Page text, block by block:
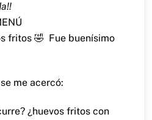
fritos 🤣 Fue buenísimo
me acercó:
¿huevos fritos con